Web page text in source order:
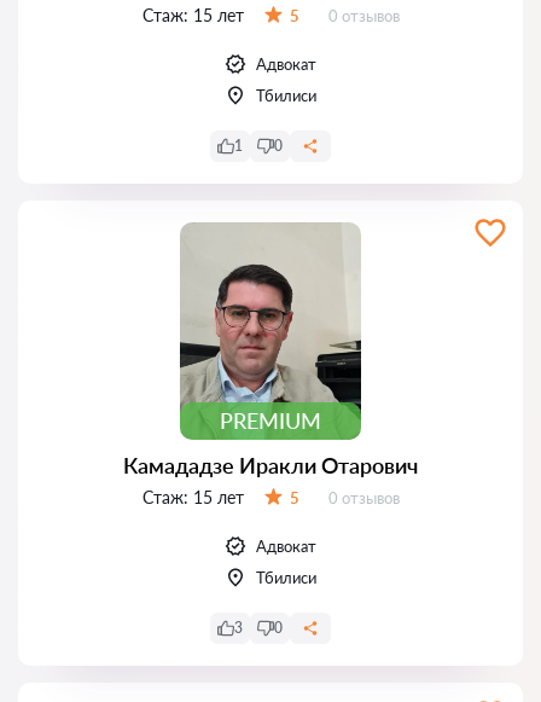
Стаж: 15 лет 5 Отзывов:
0 отзывов
Адвокат
Тбилиси
1 0
PREMIUM
Камададзе Иракли Отарович
Стаж: 15 лет 5 Отзывов:
0 отзывов
Адвокат
Тбилиси
3 0